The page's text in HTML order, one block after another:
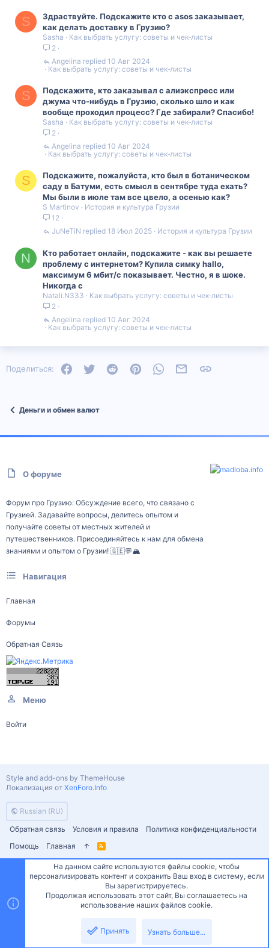
S
Здраствуйте. Подскажите кто с asos заказывает,
как делать доставку в Грузию?
Sasha
Как выбрать услугу: советы и чек‑листы
2
Как выбрать услугу: советы и чек‑листы
10 Авг 2024
Angelina
S
Подскажите, кто заказывал с алиэкспресс или
джума что-нибудь в Грузию, сколько шло и как
вообще проходил процесс? Где забирали? Спасибо!
Sasha
Как выбрать услугу: советы и чек‑листы
2
Как выбрать услугу: советы и чек‑листы
10 Авг 2024
Angelina
S
Подскажите, пожалуйста, кто был в ботаническом
саду в Батуми, есть смысл в сентябре туда ехать?
Мы были в июле там все цвело, а осенью как?
S Martinov
История и культура Грузии
12
История и культура Грузии
18 Июл 2025
JuNeTiN
N
Кто работает онлайн, подскажите - как вы решаете
проблему с интернетом? Купила симку hallo,
максимум 6 мбит/с показывает. Честно, я в шоке.
Никогда с
Natali.N333
Как выбрать услугу: советы и чек‑листы
2
Как выбрать услугу: советы и чек‑листы
10 Авг 2024
Angelina
Поделиться: FacebookTwitter Reddit PinterestWhatsAppЭлектронная почта
Деньги и обмен валют
О форуме
Форум про Грузию: Обсуждение всего, что связано с
Грузией. Задавайте вопросы, делитесь опытом и
получайте советы от местных жителей и
путешественников. Присоединяйтесь к нам для обмена
знаниями и опытом о Грузии! 🇬🇪💬🏔️
Навигация
Главная
Форумы
Обратная Связь
Меню
Войти
Russian (RU)
Обратная связь
Условия и правила
Политика конфиденциальности
Помощь
Главная
R
S
Style and add-ons by ThemeHouse
Локализация от XenForo.Info
СверхуСнизу
На данном сайте используются файлы cookie, чтобы
персонализировать контент и сохранить Ваш вход в систему, если
Вы зарегистрируетесь.
Продолжая использовать этот сайт, Вы соглашаетесь на
использование наших файлов cookie.
Принять Узнать больше...